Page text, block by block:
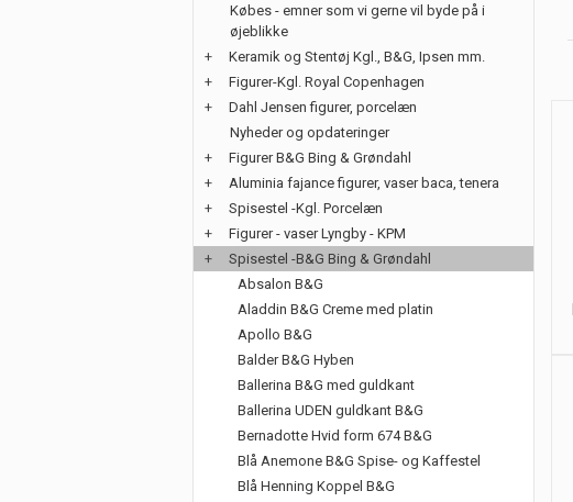
Købes - emner som vi gerne vil byde på i
øjeblikke
+
Keramik og Stentøj Kgl., B&G, Ipsen mm.
+
Figurer-Kgl. Royal Copenhagen
+
Dahl Jensen figurer, porcelæn
Nyheder og opdateringer
+
Figurer B&G Bing & Grøndahl
+
Aluminia fajance figurer, vaser baca, tenera
+
Spisestel -Kgl. Porcelæn
+
Figurer - vaser Lyngby - KPM
+
Spisestel -B&G Bing & Grøndahl
Absalon B&G
Aladdin B&G Creme med platin
Apollo B&G
Balder B&G Hyben
Ballerina B&G med guldkant
Ballerina UDEN guldkant B&G
Bernadotte Hvid form 674 B&G
Blå Anemone B&G Spise- og Kaffestel
Blå Henning Koppel B&G